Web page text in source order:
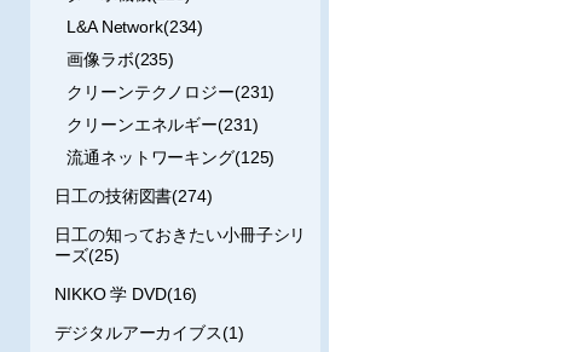
L&A Network(234)
画像ラボ(235)
クリーンテクノロジー(231)
クリーンエネルギー(231)
流通ネットワーキング(125)
日工の技術図書(274)
日工の知っておきたい小冊子シリ
ーズ(25)
NIKKO 学 DVD(16)
デジタルアーカイブス(1)